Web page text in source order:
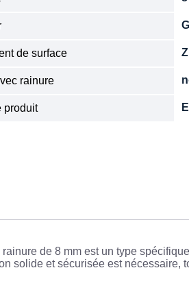
de surface
rainure
produit
de 8 mm est un type
solide et sécurisée est